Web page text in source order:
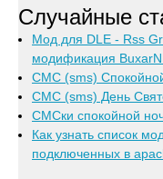
Случайные
Мод для DLE - Rss
модификация
СМС (sms)
СМС (sms) День
СМСки спокойной
Как узнать список
подключенных в